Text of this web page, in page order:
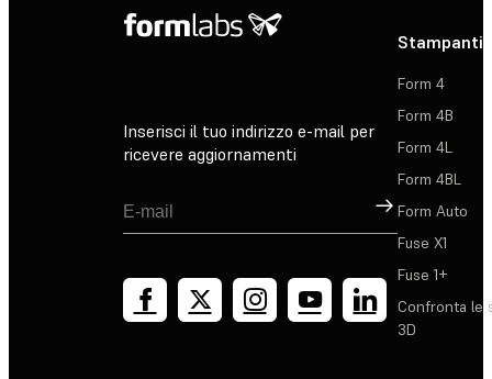
Inserisci il tuo indirizzo e-mail per
ricevere aggiornamenti
Registrati
Stampanti
Form 4
Form 4B
Form 4L
Form 4BL
Form Auto
Fuse X1
Fuse 1+
Confronta le
3D